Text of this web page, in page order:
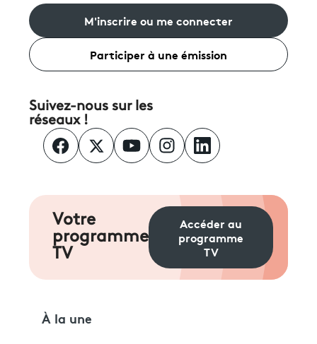
M'inscrire ou me connecter
Participer à une émission
Suivez-nous sur les
réseaux !
Votre
programme
TV
Accéder au
programme
TV
À la une